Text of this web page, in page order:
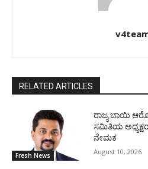
RELATED ARTICLES
Fresh News
ರಾಜ್ಯ ಬಾಯಿ
ಸಮಿತಿಯ
ನೇಮಕ
August 10, 2026